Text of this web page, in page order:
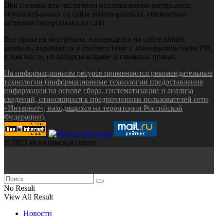
При полном или частичном использовании материалов,
опубликованных на сайте iskitim-gazeta.ru, обязательна
активная гиперссылка на сайт
Все права на материалы, находящиеся на сайте iskitim-
gazeta.ru, охраняются в соответствии с законодательством РФ,
в том числе, об авторском праве и смежных правах.
На информационном ресурсе применяются рекомендательные
технологии (информационные технологии предоставления
информации на основе сбора, систематизации и анализа
сведений, относящихся к предпочтениям пользователей сети
«Интернет», находящихся на территории Российской
Федерации).
© 2023 Искитимская газета
No Result
View All Result
Новости